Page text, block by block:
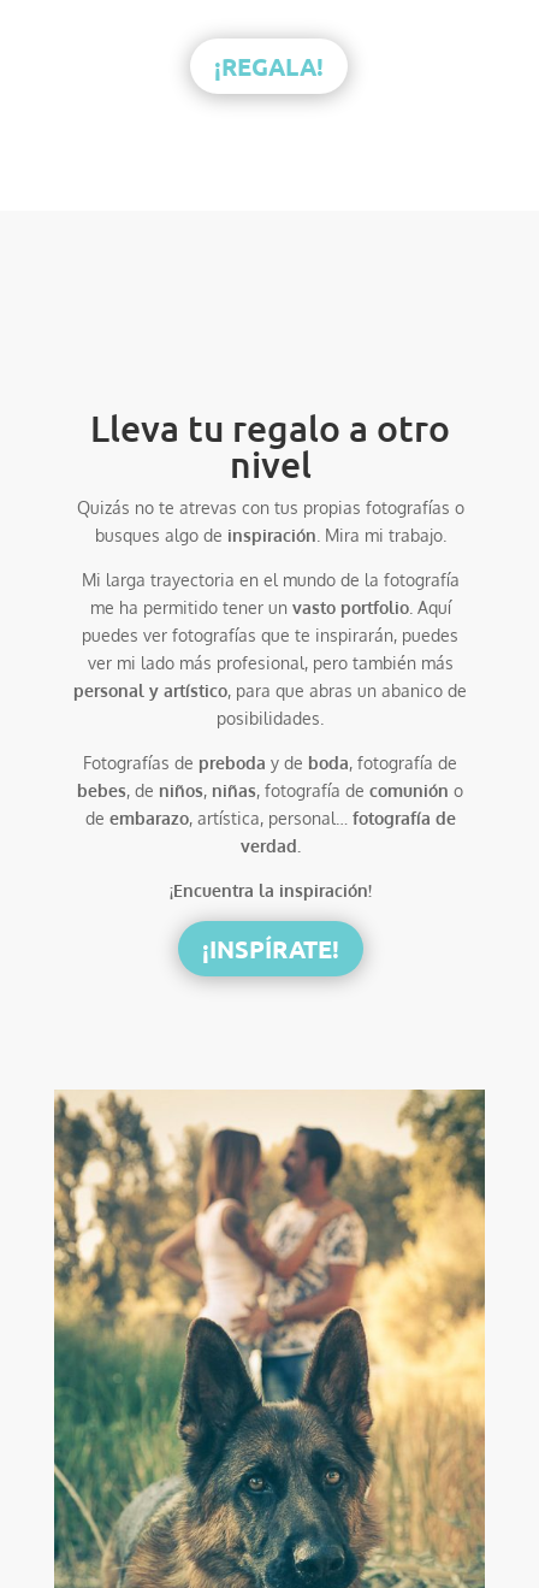
¡REGALA!
Lleva tu regalo a otro
nivel
Quizás no te atrevas con tus propias fotografías o
busques algo de inspiración . Mira mi trabajo.
Mi larga trayectoria en el mundo de la fotografía
me ha permitido tener un vasto portfolio. Aquí
puedes ver fotografías que te inspirarán, puedes
ver mi lado más profesional, pero también más
personal y artístico, para que abras un abanico de
posibilidades.
Fotografías de preboda y de boda, fotografía de
bebes, de niños, niñas, fotografía decomunión o
de embarazo, artística, personal… fotografía de
verdad.
¡Encuentra la inspiración!
¡INSPÍRATE!